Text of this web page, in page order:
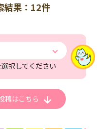
結果：12件
択してください
稿はこちら